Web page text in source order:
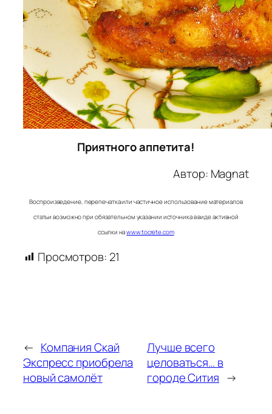
Приятного аппетита!
Автор: Magnat
Воспроизведение, перепечатка или частичное использование материалов
статьи возможно при обязательном указании источника в виде активной
ссылки наwww.tocrete.com
Просмотров: 21
← Компания Скай
Экспресс приобрела
новый самолёт
Лучше всего
целоваться… в
городе Сития →